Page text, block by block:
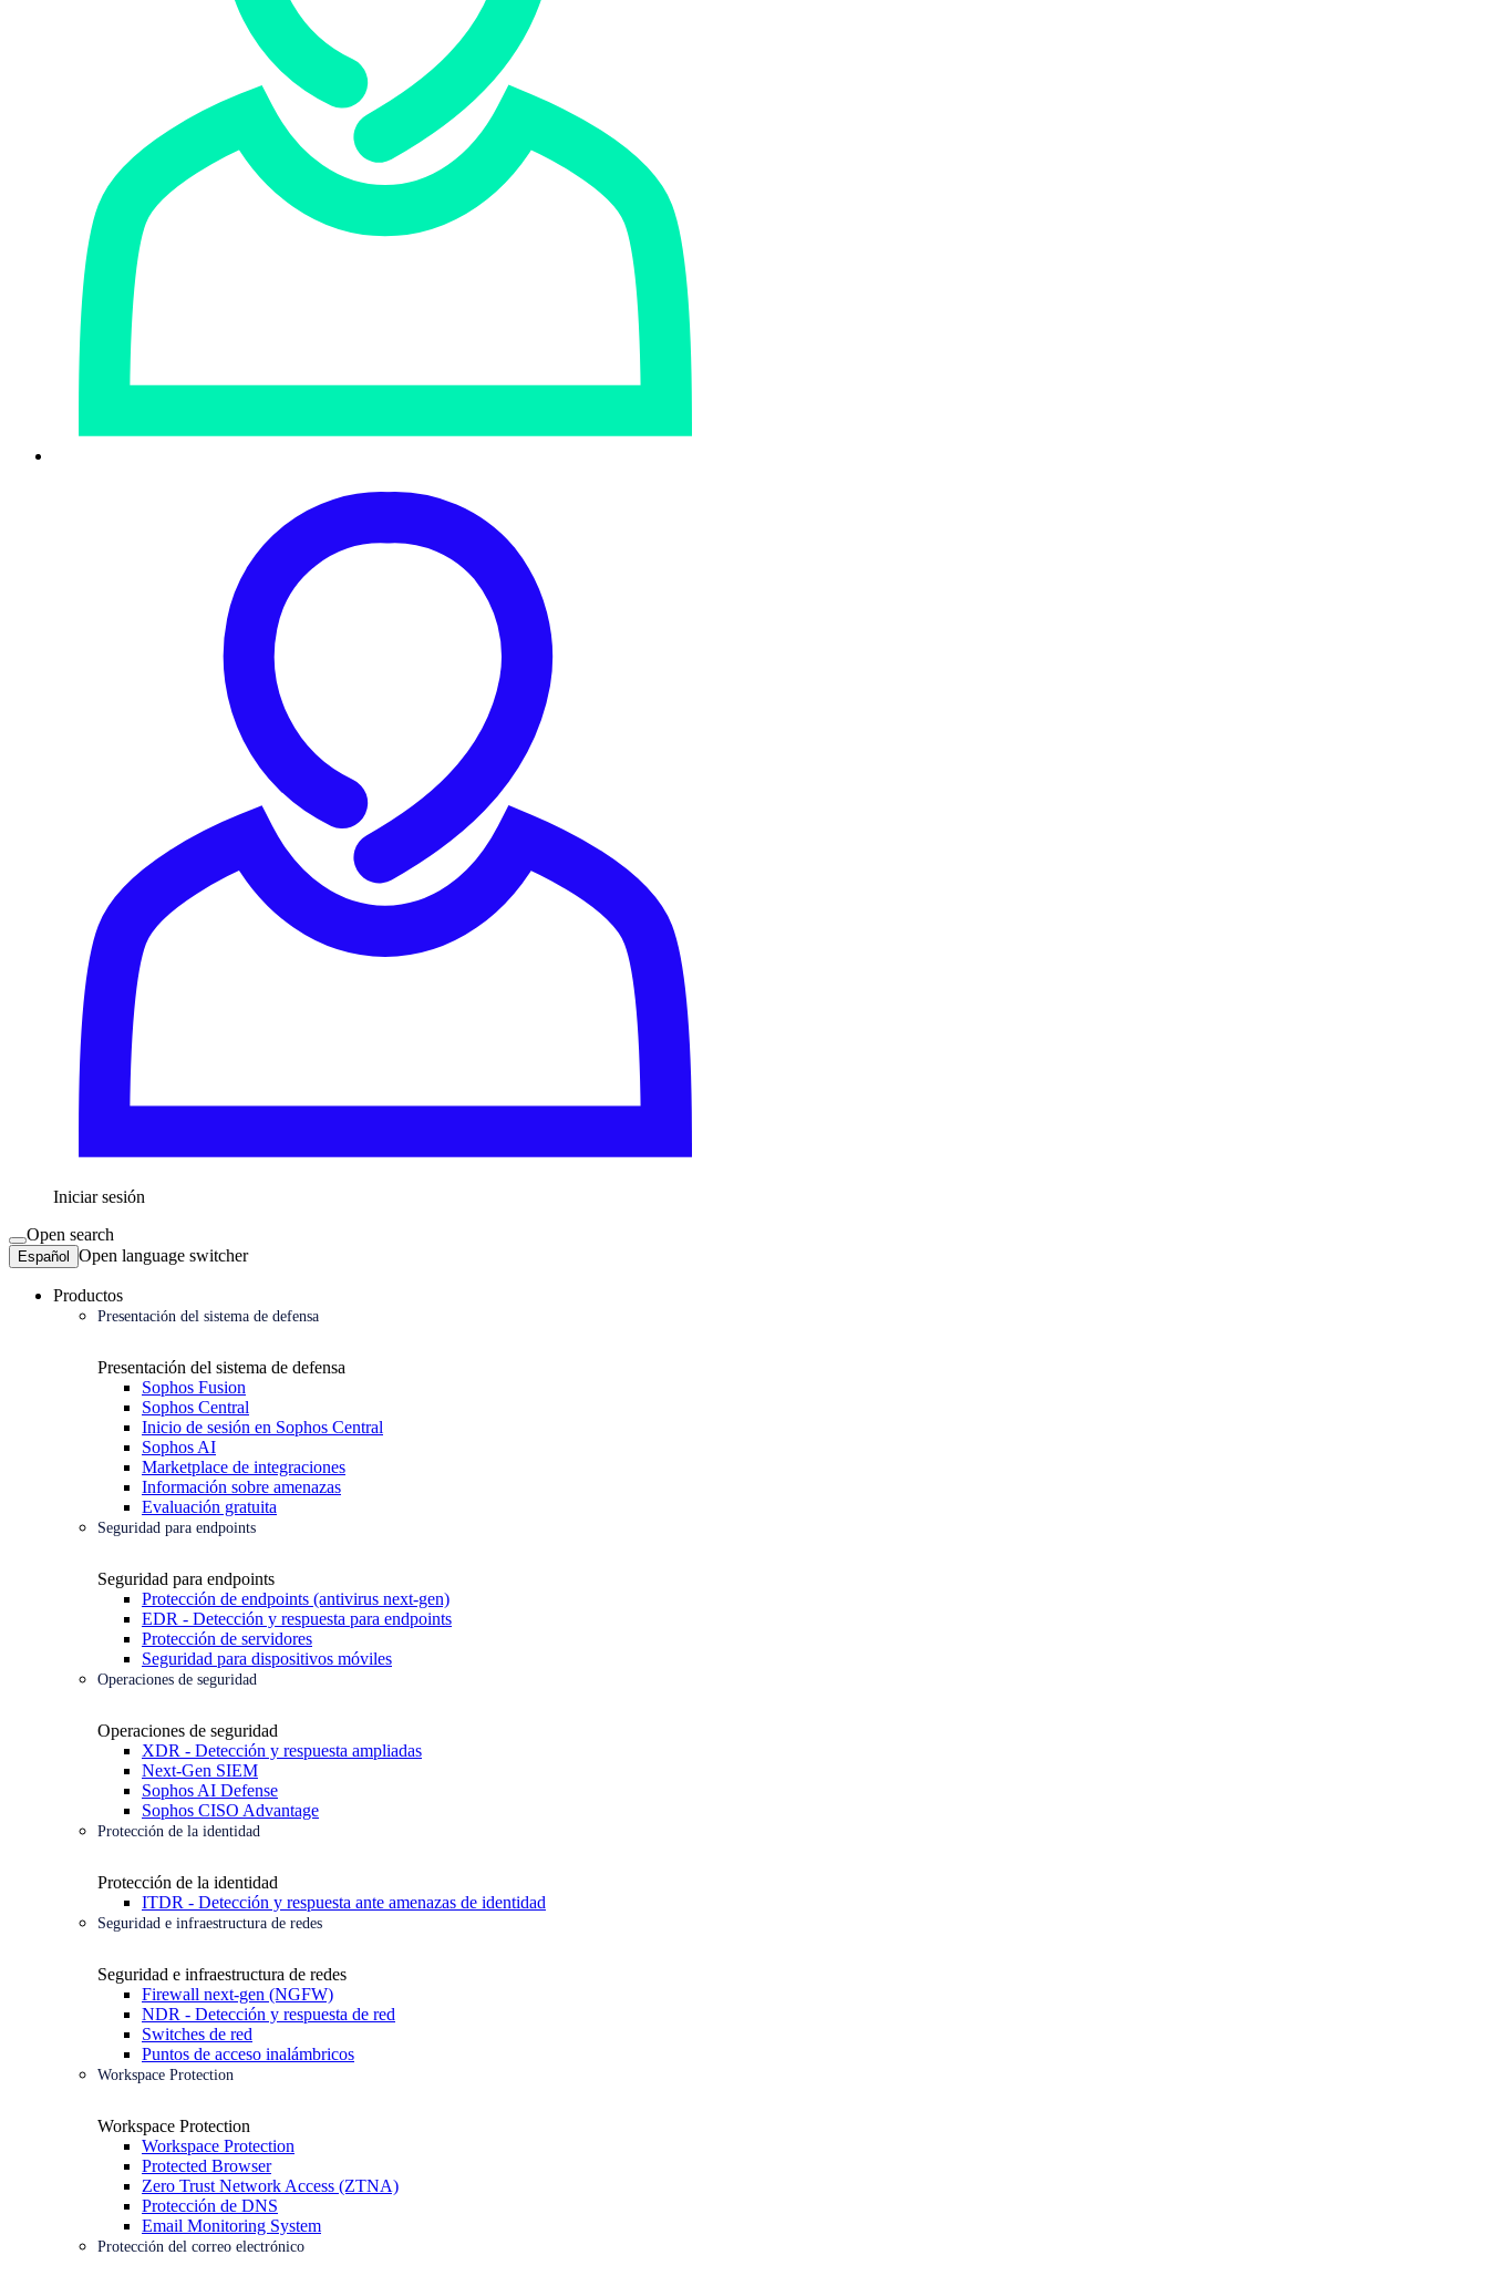
Iniciar sesión
Open search
Español Open language switcher
Productos
Presentación del sistema de defensa
Presentación del sistema de defensa
Sophos Fusion
Sophos Central
Inicio de sesión en Sophos Central
Sophos AI
Marketplace de integraciones
Información sobre amenazas
Evaluación gratuita
Seguridad para endpoints
Seguridad para endpoints
Protección de endpoints (antivirus next-gen)
EDR - Detección y respuesta para endpoints
Protección de servidores
Seguridad para dispositivos móviles
Operaciones de seguridad
Operaciones de seguridad
XDR - Detección y respuesta ampliadas
Next-Gen SIEM
Sophos AI Defense
Sophos CISO Advantage
Protección de la identidad
Protección de la identidad
ITDR - Detección y respuesta ante amenazas de identidad
Seguridad e infraestructura de redes
Seguridad e infraestructura de redes
Firewall next-gen (NGFW)
NDR - Detección y respuesta de red
Switches de red
Puntos de acceso inalámbricos
Workspace Protection
Workspace Protection
Workspace Protection
Protected Browser
Zero Trust Network Access (ZTNA)
Protección de DNS
Email Monitoring System
Protección del correo electrónico